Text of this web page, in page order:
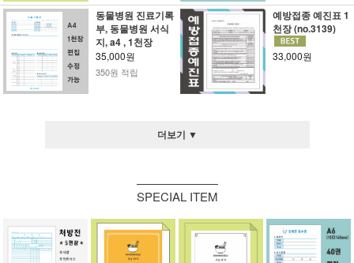
동물병원 진료기록
부, 동물병원 서식
지, a4 , 1천장
35,000원
350원 적립
예방접종 예진표 1
천장 (no.3139)
33,000원
더보기 ▼
SPECIAL ITEM